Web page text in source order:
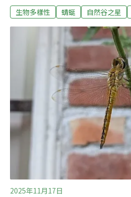
步在自然谷環境信託的夜晚中。
蛇的大景、綠繡眼變成小毛球在
竹絲在枝條上守株待兔等景象。
斑蛇的小蛇了！茶斑蛇的辨認方
頭頂上有個深褐色或黑色的Y字
形。全身的顏色不僅僅只有名稱
黃色、紅褐色、灰褐色，甚至帶
能。眼睛上方有明顯的稜脊突起
奶兇奶兇的神情。遇見牠的當下
上。可能是我們這群兩腳獸太過
了——畢竟難得能看到小茶斑蛇
生物多樣性 蜻蜓 自然谷之星
2025年11月17日